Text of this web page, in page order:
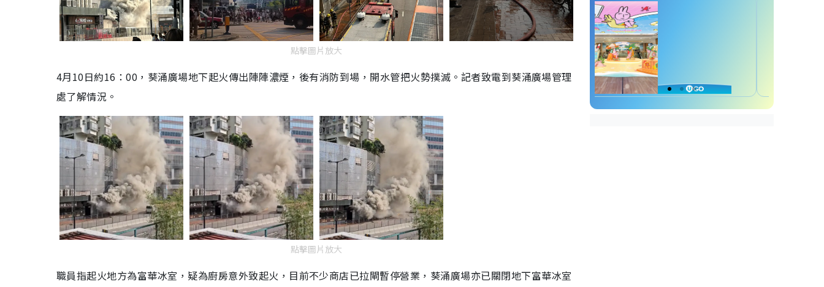
點擊圖片放大
4月10日約16：00，葵涌廣場地下起火傳出陣陣濃煙，後有消防到場，開水管把火勢撲滅。記者致電到葵涌廣場管理
處了解情況。
點擊圖片放大
職員指起火地方為富華冰室，疑為廚房意外致起火，目前不少商店已拉閘暫停營業，葵涌廣場亦已關閉地下富華冰室